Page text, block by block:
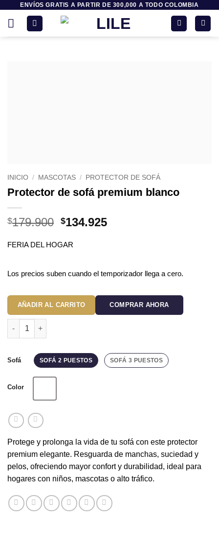
contenido
ENVÍOS GRATIS A PARTIR DE 300,000 A TODO COLOMBIA
INICIO / MASCOTAS / PROTECTOR DE SOFÁ
Protector de sofá premium blanco
$179.900 El
original
$179.900.
$134.925El
$134.925.
FERIA DEL HOGAR
Los precios suben cuando el temporizador llega a cero.
Sofá SOFÁ 2 PUESTOS SOFÁ 3 PUESTOS
Color
Protector de sofá premium blanco cantidad
AÑADIR AL CARRITO COMPRAR AHORA
Protege y prolonga la vida de tu sofá con este protector
premium elegante. Resguarda de manchas, suciedad y
pelos, ofreciendo mayor confort y durabilidad, ideal para
hogares con niños, mascotas o alto tráfico.